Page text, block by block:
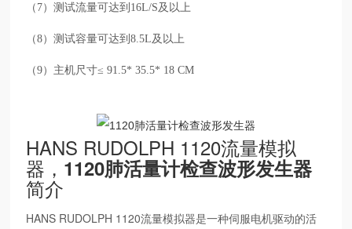
（ 7）测试流量可达到 16L/S及以上
（8）测试容量可达到8.5L及以上
（9）主机尺寸≤ 91.5* 35.5* 18 CM
HANS RUDOLPH 1120流量模拟
器， 1120肺活量计检查波形发生器
简介
HANS RUDOLPH 1120流量模拟器是一种伺服电机驱动的活